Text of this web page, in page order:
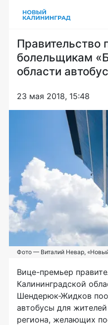
Правительство
болельщикам
области
23 мая 2018, 15:48
Фото — Виталий Невар,
Вице-премьер
Калининградской
Шендерюк-Жидков
автобусы для
региона, желающих